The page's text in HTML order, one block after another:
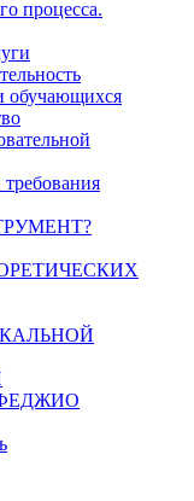
процесса.
обучающихся